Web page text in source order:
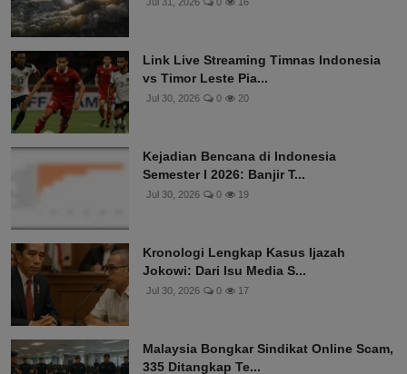
Link Live Streaming Timnas Indonesia
vs Timor Leste Pia...
Jul 30, 2026 0 20
Kejadian Bencana di Indonesia
Semester I 2026: Banjir T...
Jul 30, 2026 0 19
Kronologi Lengkap Kasus Ijazah
Jokowi: Dari Isu Media S...
Jul 30, 2026 0 17
Malaysia Bongkar Sindikat Online Scam,
335 Ditangkap Te...